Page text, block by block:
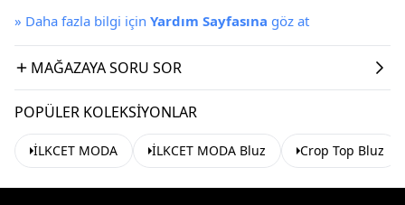
» Daha fazla bilgi için Yardım Sayfasına göz at
MAĞAZAYA SORU SOR
POPÜLER KOLEKSIYONLAR
İLKCET MODA İLKCET MODA Bluz Crop Top Bluz